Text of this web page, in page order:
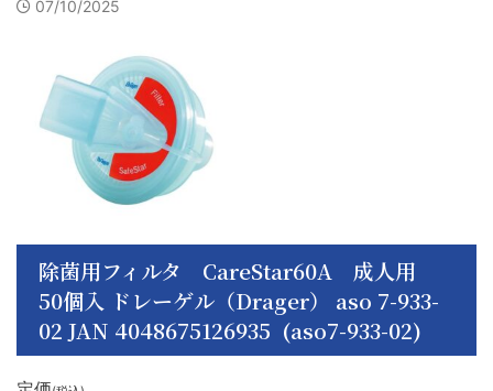
07/10/2025
除菌用フィルタ CareStar60A 成人用
50個入 ドレーゲル（Drager） aso 7-933-
02 JAN 4048675126935 (aso7-933-02)